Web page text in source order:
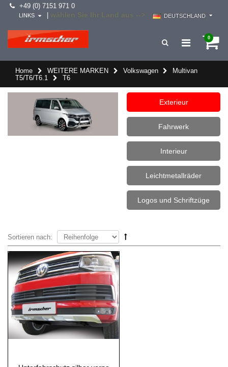
+49 (0) 7151 971 0
wählen Sie Ihr Land aus --> DEUTSCHLAND
LINKS
0
Home WEITERE MARKEN Volkswagen
Multivan
T5/T6/T6.1
T6
Exterieur
Fahrwerk
Interieur
Leichtmetallräder
Logos und Schriftzüge
Sortieren nach: